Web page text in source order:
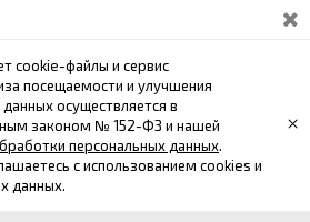
cookie-файлы и сервис
посещаемости и улучшения
осуществляется в
законом № 152-ФЗ и нашей
персональных данных.
с использованием cookies и
данных.
×